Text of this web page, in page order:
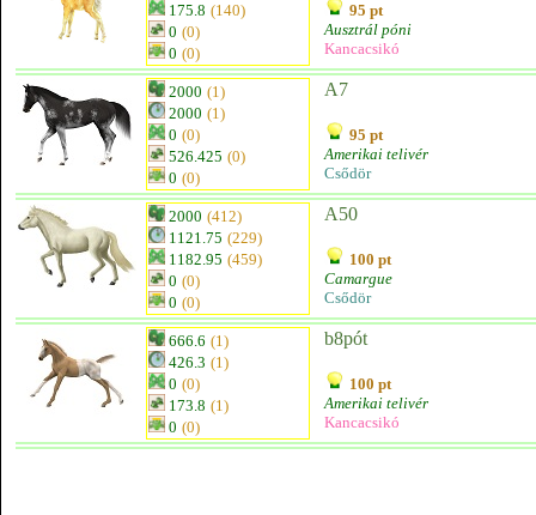
175.8 (140)
0 (0)
0 (0)
95 pt
Ausztrál póni
Kancacsikó
2000 (1)
2000 (1)
0 (0)
526.425 (0)
0 (0)
A7
95 pt
Amerikai telivér
Csődör
2000 (412)
1121.75 (229)
1182.95 (459)
0 (0)
0 (0)
A50
100 pt
Camargue
Csődör
666.6 (1)
426.3 (1)
0 (0)
173.8 (1)
0 (0)
b8pót
100 pt
Amerikai telivér
Kancacsikó